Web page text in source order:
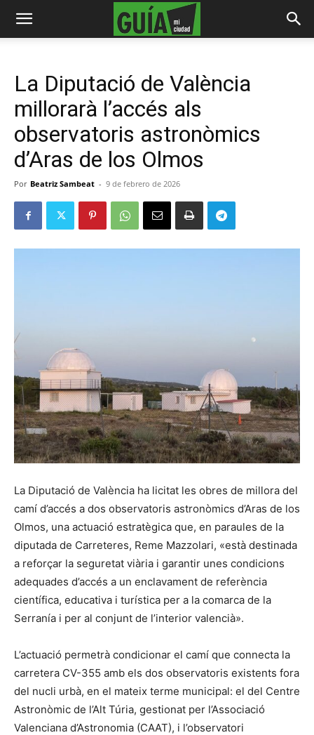
La Diputació de València
millorarà l’accés als
observatoris astronòmics
d’Aras de los Olmos
Por Beatriz Sambeat - 9 de febrero de 2026
La Diputació de València ha licitat les obres de millora del
camí d’accés a dos observatoris astronòmics d’Aras de los
Olmos, una actuació estratègica que, en paraules de la
diputada de Carreteres, Reme Mazzolari, «està destinada
a reforçar la seguretat viària i garantir unes condicions
adequades d’accés a un enclavament de referència
científica, educativa i turística per a la comarca de la
Serranía i per al conjunt de l’interior valencià».
L’actuació permetrà condicionar el camí que connecta la
carretera CV-355 amb els dos observatoris existents fora
del nucli urbà, en el mateix terme municipal: el del Centre
Astronòmic de l’Alt Túria, gestionat per l’Associació
Valenciana d’Astronomia (CAAT), i l’observatori